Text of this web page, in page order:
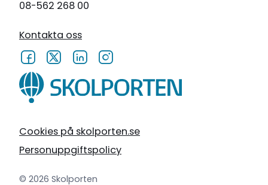
Cookies på skolporten.se
Personuppgiftspolicy
© 2026 Skolporten
08-562 268 00
Kontakta oss